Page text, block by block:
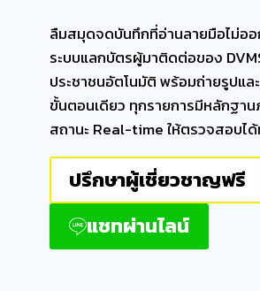
ลืมสมุดจดบันทึกที่อ่านลายมือไม่ออ
ระบบแลกบัตรผู้มาติดต่อของ
ประชาชนอัตโนมัติ พร้อมถ่ายรูปแล
ขั้นตอนเดียว ทุกรายการมีหลักฐาน
สถานะ Real-time ให้ตรวจสอบไ
ปรึกษาผู้เชี่ยวชาญฟรี
แชทผ่านไลน์